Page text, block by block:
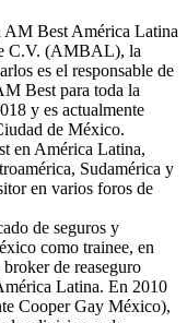
AM Best América Latina
C.V. (AMBAL), la
es el responsable de
Best para toda la
y es actualmente
de México.
en América Latina,
Sudamérica y
en varios foros de
de seguros y
como trainee, en
de reaseguro
Latina. En 2010
Cooper Gay México),